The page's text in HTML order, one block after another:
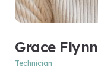
Grace Flynn
Technician